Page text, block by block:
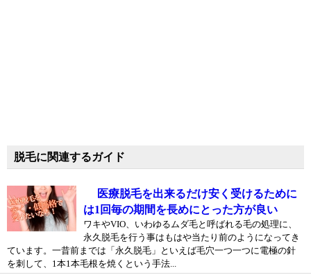
脱毛に関連するガイド
医療脱毛を出来るだけ安く受けるために
は1回毎の期間を長めにとった方が良い
ワキやVIO、いわゆるムダ毛と呼ばれる毛の処理に、
永久脱毛を行う事はもはや当たり前のようになってき
ています。一昔前までは「永久脱毛」といえば毛穴一つ一つに電極の針
を刺して、1本1本毛根を焼くという手法...